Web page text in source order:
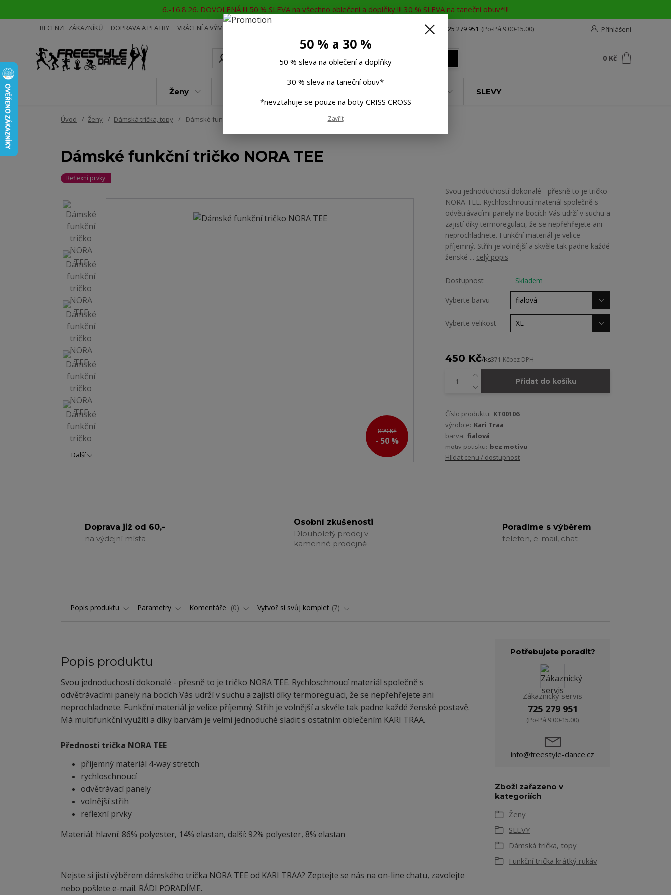
6.-16.8.26. DOVOLENÁ !!! 50 % SLEVA na všechno oblečení a doplňky !!! 30 % SLEVA na taneční obuv*!!!
RECENZE ZÁKAZNÍKŮ DOPRAVA A PLATBY VRÁCENÍ A VÝMĚNA Přihlášení
Rádi Vám poradíme 725 279 951 (Po-Pá 9:00-15.00)
0 Kč
Ženy SLEVY
Úvod Ženy Dámská trička, topy Dámské funkční tričko NORA TEE
Dámské funkční tričko NORA TEE
Reflexní prvky
899 Kč
- 50 %
Další
Svou jednoduchostí dokonalé - přesně to je tričko
NORA TEE. Rychloschnoucí materiál společně s
odvětrávacími panely na bocích Vás udrží v suchu a
zajistí díky termoregulaci, že se nepřehřejete ani
neprochladnete. Funkční materiál je velice
příjemný. Střih je volnější a skvěle tak padne každé
ženské ... celý popis
Dostupnost Skladem
Vyberte barvu
Vyberte velikost
450 Kč/ks371 Kčbez DPH
Přidat do košíku
Číslo produktu: KT00106
výrobce: Kari Traa
barva: fialová
motiv potisku: bez motivu
Hlídat cenu / dostupnost
Doprava již od 60,-
na výdejní místa
Osobní zkušenosti
Dlouholetý prodej v
kamenné prodejně
Poradíme s výběrem
telefon, e-mail, chat
Popis produktu Parametry Komentáře 0 Vytvoř si svůj komplet 7
Popis produktu
Svou jednoduchostí dokonalé - přesně to je tričko NORA TEE. Rychloschnoucí materiál společně s
odvětrávacími panely na bocích Vás udrží v suchu a zajistí díky termoregulaci, že se nepřehřejete ani
neprochladnete. Funkční materiál je velice příjemný. Střih je volnější a skvěle tak padne každé ženské postavě.
Má multifunkční využití a díky barvám je velmi jednoduché sladit s ostatním oblečením KARI TRAA.
Přednosti trička NORA TEE
příjemný materiál 4-way stretch
rychloschnoucí
odvětrávací panely
volnější střih
reflexní prvky
Materiál: hlavní: 86% polyester, 14% elastan, další: 92% polyester, 8% elastan
Nejste si jistí výběrem dámského trička NORA TEE od KARI TRAA? Zeptejte se nás na on-line chatu, zavolejte
nebo pošlete e-mail. RÁDI PORADÍME.
Potřebujete poradit?
Zákaznický servis
725 279 951
(Po-Pá 9:00-15.00)
info@freestyle-dance.cz
Zboží zařazeno v
kategoriích
Ženy
SLEVY
Dámská trička, topy
Funkční trička krátký rukáv
50 % a 30 %
50 % sleva na oblečení a doplňky
30 % sleva na taneční obuv*
*nevztahuje se pouze na boty CRISS CROSS
Zavřít